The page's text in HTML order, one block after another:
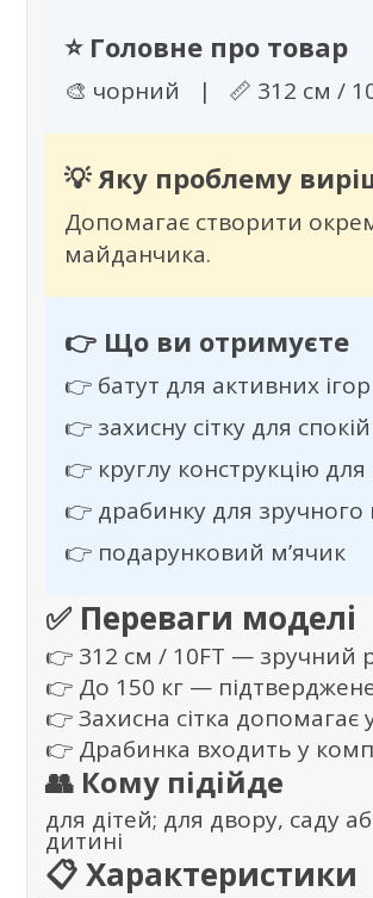
⭐ Головне про товар
🎨 чорний | 📏 312 см /
💡 Яку проблему
Допомагає створити
майданчика.
👉 Що ви отримуєте
👉 батут для активних ігор
👉 захисну сітку для
👉 круглу конструкцію
👉 драбинку для зручного
👉 подарунковий м’ячик
✅ Переваги моделі
👉 312 см / 10FT — зручний
👉 До 150 кг —
👉 Захисна сітка
👉 Драбинка входить у
👥 Кому підійде
для дітей; для двору, саду
дитині
📋 Характеристики